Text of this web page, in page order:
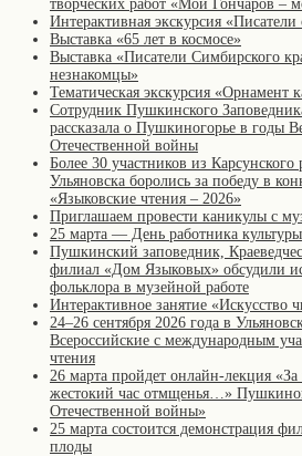
творческих работ «Мой Гончаров –
Интерактивная экскурсия «Писатели
Выставка «65 лет в космосе»
Выставка «Писатели Симбирского
незнакомцы»
Тематическая экскурсия «Орнамент
Сотрудник Пушкинского
рассказала о Пушкиногорье в годы
Отечественной войны
Более 30 участников из Карсунского
Ульяновска боролись за победу в
«Языковские чтения – 2026»
Приглашаем провести каникулы с
25 марта — День работника культуры
Пушкинский заповедник,
филиал «Дом Языковых» обсудили
фольклора в музейной работе
Интерактивное занятие «Искусство
24–26 сентября 2026 года в
Всероссийские с международным
чтения
26 марта пройдет онлайн-лекция
жестокий час отмщенья…»
Отечественной войны»
25 марта состоится демонстрация
плоды